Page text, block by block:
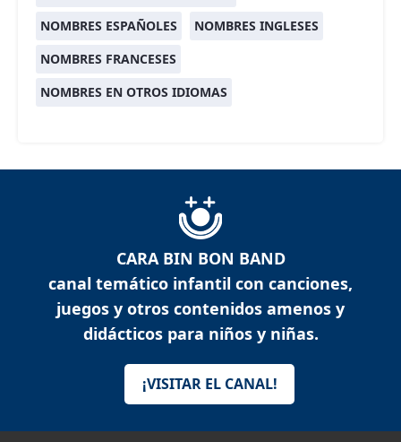
NOMBRES ESPAÑOLES
NOMBRES INGLESES
NOMBRES FRANCESES
NOMBRES EN OTROS IDIOMAS
CARA BIN BON BAND
canal temático infantil con canciones,
juegos y otros contenidos amenos y
didácticos para niños y niñas.
¡VISITAR EL CANAL!